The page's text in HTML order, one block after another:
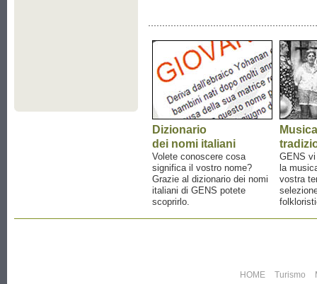
Dizionario
dei nomi italiani
Volete conoscere cosa
significa il vostro nome?
Grazie al dizionario dei nomi
italiani di GENS potete
scoprirlo.
Musica
GENS
la
vostra
HOME Turismo